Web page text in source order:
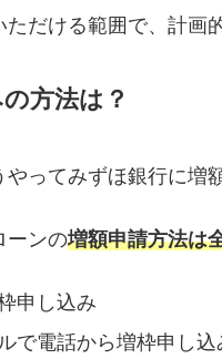
だける範囲で、計画
方法は？
ってみずほ銀行に増
ーンの増額申請方法は
申し込み
で電話から増枠申し込